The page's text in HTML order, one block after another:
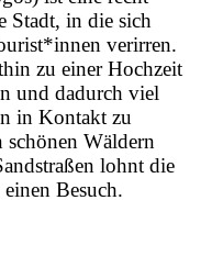
Stadt, in die sich
verirren.
zu einer Hochzeit
und dadurch viel
in Kontakt zu
Wäldern
lohnt die
Besuch.